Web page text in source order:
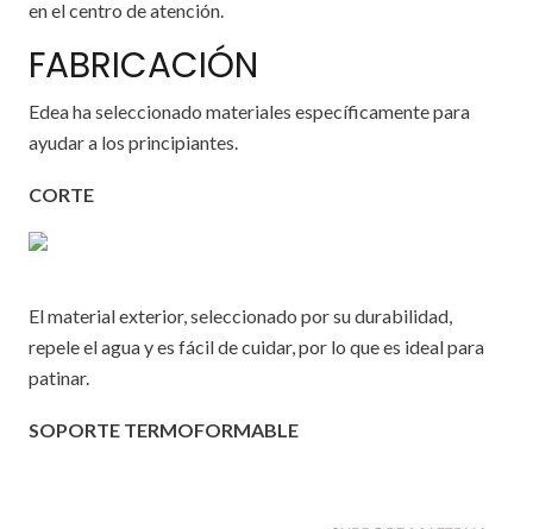
en el centro de atención.
FABRICACIÓN
Edea ha seleccionado materiales específicamente para
ayudar a los principiantes.
CORTE
El material exterior, seleccionado por su durabilidad,
repele el agua y es fácil de cuidar, por lo que es ideal para
patinar.
SOPORTE TERMOFORMABLE